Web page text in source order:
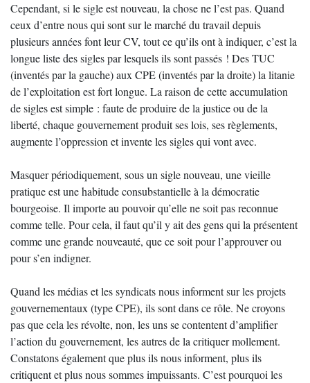
Cependant, si le sigle est nouveau, la chose ne l’est pas. Quand
ceux d’entre nous qui sont sur le marché du travail depuis
plusieurs années font leur CV, tout ce qu’ils ont à indiquer, c’est la
longue liste des sigles par lesquels ils sont passés ! Des TUC
(inventés par la gauche) aux CPE (inventés par la droite) la litanie
de l’exploitation est fort longue. La raison de cette accumulation
de sigles est simple : faute de produire de la justice ou de la
liberté, chaque gouvernement produit ses lois, ses règlements,
augmente l’oppression et invente les sigles qui vont avec.
Masquer périodiquement, sous un sigle nouveau, une vieille
pratique est une habitude consubstantielle à la démocratie
bourgeoise. Il importe au pouvoir qu’elle ne soit pas reconnue
comme telle. Pour cela, il faut qu’il y ait des gens qui la présentent
comme une grande nouveauté, que ce soit pour l’approuver ou
pour s’en indigner.
Quand les médias et les syndicats nous informent sur les projets
gouvernementaux (type CPE), ils sont dans ce rôle. Ne croyons
pas que cela les révolte, non, les uns se contentent d’amplifier
l’action du gouvernement, les autres de la critiquer mollement.
Constatons également que plus ils nous informent, plus ils
critiquent et plus nous sommes impuissants. C’est pourquoi les